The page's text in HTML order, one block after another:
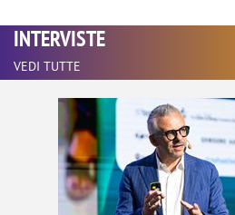
INTERVISTE
VEDI TUTTE